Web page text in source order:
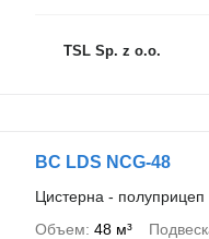
TSL Sp. z o.o.
BC LDS NCG-48
Цистерна - полуприцеп
Объем 48 м³